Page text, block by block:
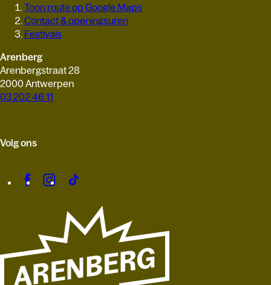
Toon route op Google Maps
Contact & openingsuren
Festivals
Arenberg
Arenbergstraat 28
2000 Antwerpen
03 202 46 11
Volg ons